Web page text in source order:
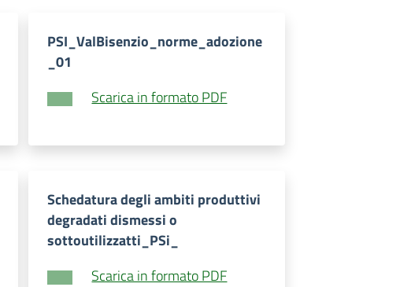
PSI_ValBisenzio_norme_adozione
_01
Scarica in formato PDF
Schedatura degli ambiti produttivi
degradati dismessi o
sottoutilizzatti_PSi_
Scarica in formato PDF